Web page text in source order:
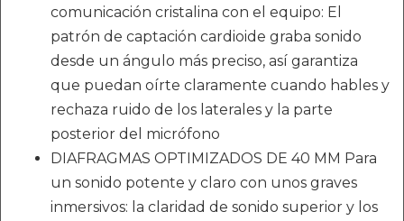
comunicación cristalina con el equipo: El
patrón de captación cardioide graba sonido
desde un ángulo más preciso, así garantiza
que puedan oírte claramente cuando hables y
rechaza ruido de los laterales y la parte
posterior del micrófono
DIAFRAGMAS OPTIMIZADOS DE 40 MM Para
un sonido potente y claro con unos graves
inmersivos: la claridad de sonido superior y los